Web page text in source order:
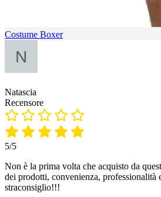
Costume Boxer
Natascia
Recensore
5/5
Non è la prima volta che acquisto da
dei prodotti, convenienza,
straconsiglio!!!